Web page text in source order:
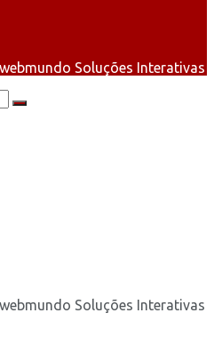
Soluções Interativas
Soluções Interativas